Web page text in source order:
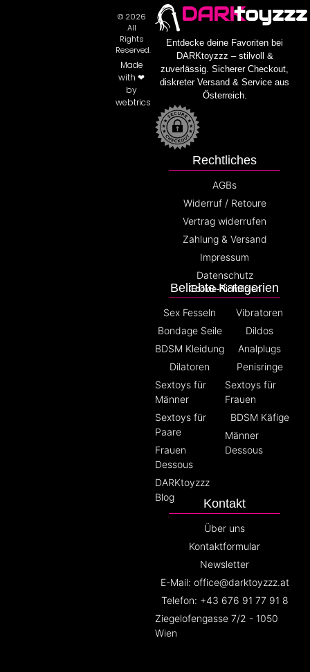
DARKtoyzzz
Entdecke deine Favoriten bei
DARKtoyzzz – stilvoll &
zuverlässig. Sicherer Checkout,
diskreter Versand & Service aus
Österreich.
Beliebte Kategorien
Sex Fesseln
Bondage Seile
BDSM Kleidung
Dilatoren
Sextoys für
Männer
Sextoys für
Paare
Frauen
Dessous
DARKtoyzzz
Blog
Vibratoren
Dildos
Analplugs
Penisringe
Sextoys für
Frauen
BDSM Käfige
Männer
Dessous
Rechtliches
AGBs
Widerruf / Retoure
Vertrag widerrufen
Zahlung & Versand
Impressum
Datenschutz
Cookie-Richtlinien
Kontakt
Über uns
Kontaktformular
Newsletter
E-Mail: office@darktoyzzz.at
Telefon: +43 676 91 77 91 8
Ziegelofengasse 7/2 - 1050
Wien
© 2026
All
Rights
Reserved.
Made
with ❤
by
webtrics